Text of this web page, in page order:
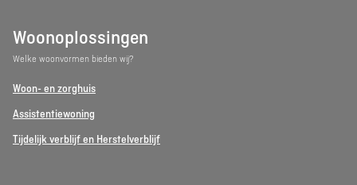
Woonoplossingen
Welke woonvormen bieden wij?
Woon- en zorghuis
Assistentiewoning
Tijdelijk verblijf en Herstelverblijf